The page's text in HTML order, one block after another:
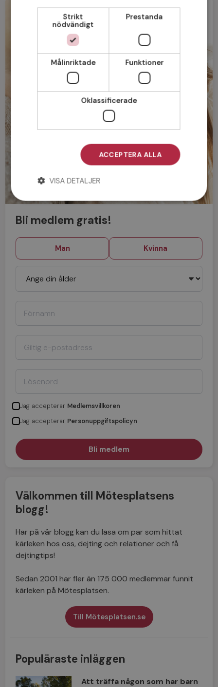
Bli medlem gratis!
Man Kvinna
Jag accepterar Medlemsvillkoren
Jag accepterar Personuppgiftspolicyn
Välkommen till Mötesplatsens
blogg!
Här på vår blogg kan du läsa om par som hittat
kärleken hos oss, dejting och relationer och få
dejtingtips!
Sedan 2001 har fler än 175 000 medlemmar funnit
kärleken på Mötesplatsen.
Till Mötesplatsen.se
Populäraste inläggen
Att träffa någon som har barn
Strikt
nödvändigt
Prestanda
Målinriktade Funktioner
Oklassificerade
ACCEPTERA ALLA
VISA DETALJER